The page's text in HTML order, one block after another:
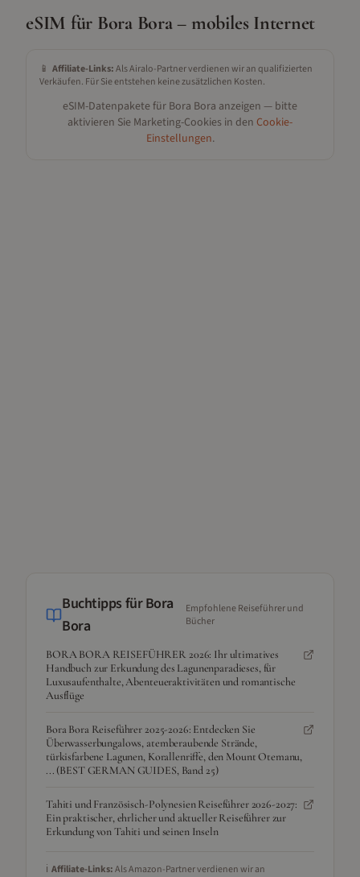
eSIM für Bora Bora– mobiles Internet
📱 Affiliate-Links:Als Airalo-Partner verdienen wir an qualifizierten
Verkäufen. Für Sie entstehen keine zusätzlichen Kosten.
eSIM-Datenpakete für Bora Bora anzeigen — bitte
aktivieren Sie Marketing-Cookies in den Cookie-
Einstellungen.
Buchtipps fürBora
Bora
Empfohlene Reiseführer und
Bücher
BORA BORA REISEFÜHRER 2026: Ihr ultimatives
Handbuch zur Erkundung des Lagunenparadieses, für
Luxusaufenthalte, Abenteueraktivitäten und romantische
Ausflüge
Bora Bora Reiseführer 2025-2026: Entdecken Sie
Überwasserbungalows, atemberaubende Strände,
türkisfarbene Lagunen, Korallenriffe, den Mount Otemanu,
... (BEST GERMAN GUIDES, Band 25)
Tahiti und Französisch-Polynesien Reiseführer 2026-2027:
Ein praktischer, ehrlicher und aktueller Reiseführer zur
Erkundung von Tahiti und seinen Inseln
ℹ️ Affiliate-Links:Als Amazon-Partner verdienen wir an